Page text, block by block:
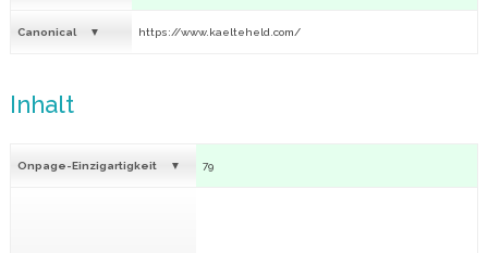
Canonical https://www.kaelteheld.com/
Inhalt
Onpage-Einzigartigkeit 79